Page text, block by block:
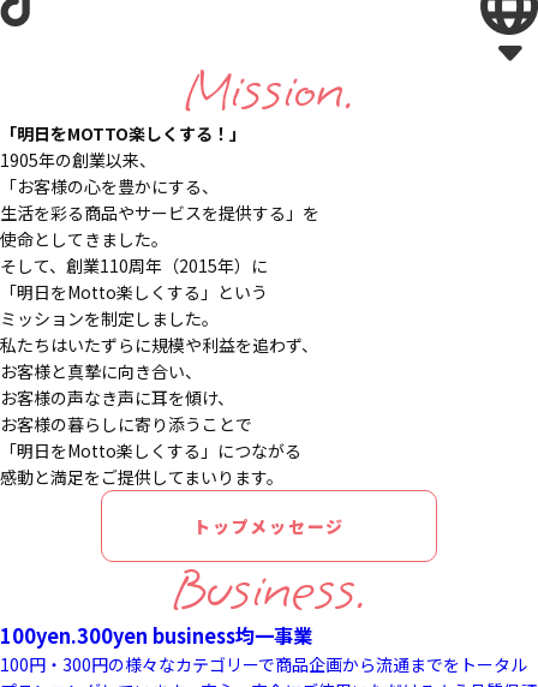
Mission.
「明日をMOTTO楽しくする！」
1905年の創業以来、
「お客様の心を豊かにする、
生活を彩る商品やサービスを提供する」を
使命としてきました。
そして、創業110周年（2015年）に
「明日をMotto楽しくする」という
ミッションを制定しました。
私たちはいたずらに規模や利益を追わず、
お客様と真摯に向き合い、
お客様の声なき声に耳を傾け、
お客様の暮らしに寄り添うことで
「明日をMotto楽しくする」につながる
感動と満足をご提供してまいります。
トップメッセージ
Business.
100yen.300yen business均一事業
100円・300円の様々なカテゴリーで商品企画から流通までをトータル